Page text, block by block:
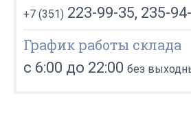
+7 (351) 223-99-35, 235-
График работы склада
с 6:00 до 22:00 без